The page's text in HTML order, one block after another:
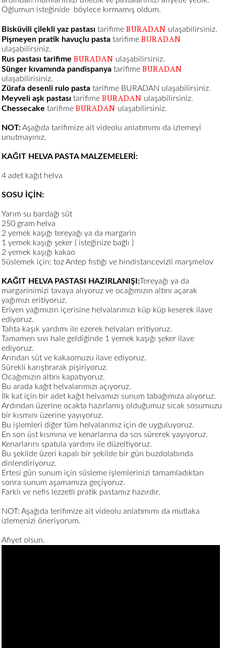
Oğlumun isteğinide böylece kırmamış oldum.
Bisküvili çilekli yaz pastası tarifime BURADAN ulaşabilirsiniz.
Pişmeyen pratik havuçlu pasta tarifime BURADAN
ulaşabilirsiniz.
Rus pastası tarifime BURADAN ulaşabilirsiniz.
Sünger kıvamında pandispanya tarifime BURADAN
ulaşabilirisiniz.
Zürafa desenli rulo pasta tarifime BURADAN ulaşabilirsiniz.
Meyveli aşk pastası tarifime BURADAN ulaşabilirsiniz.
Chessecake tarifime BURADAN ulaşabilirsiniz.
NOT:Aşağıda tarifimize ait videolu anlatımımı da izlemeyi
unutmayınız.
KAĞIT HELVA PASTA MALZEMELERİ:
4 adet kağıt helva
SOSU İÇİN:
Yarım su bardağı süt
250 gram helva
2 yemek kaşığı tereyağı ya da margarin
1 yemek kaşığı şeker ( isteğinize bağlı )
2 yemek kaşığı kakao
Süslemek için; toz Antep fıstığı ve hindistancevizli marşmelov
KAĞIT HELVA PASTASI HAZIRLANIŞI:Tereyağı ya da
margarinimizi tavaya alıyoruz ve ocağımızın altını açarak
yağımızı eritiyoruz.
Eriyen yağımızın içerisine helvalarımızı küp küp keserek ilave
ediyoruz.
Tahta kaşık yardımı ile ezerek helvaları eritiyoruz.
Tamamen sıvı hale geldiğinde 1 yemek kaşığı şeker ilave
ediyoruz.
Arından süt ve kakaomuzu ilave ediyoruz.
Sürekli karıştırarak pişiriyoruz.
Ocağımızın altını kapatıyoruz.
Bu arada kağıt helvalarımızı açıyoruz.
İlk kat için bir adet kağıt helvamızı sunum tabağımıza alıyoruz.
Ardından üzerine ocakta hazırlamış olduğumuz sıcak sosumuzu
bir kısmını üzerine yayıyoruz.
Bu işlemleri diğer tüm helvalarımız için de uyguluyoruz.
En son üst kısmına ve kenarlarına da sos sürerek yayıyoruz.
Kenarlarını spatula yardımı ile düzeltiyoruz.
Bu şekilde üzeri kapalı bir şekilde bir gün buzdolabında
dinlendiriyoruz.
Ertesi gün sunum için süsleme işlemlerinizi tamamladıktan
sonra sunum aşamamıza geçiyoruz.
Farklı ve nefis lezzetli pratik pastamız hazırdır.
NOT: Aşağıda terifimize ait videolu anlatımımı da mutlaka
izlemenizi öneriyorum.
Afiyet olsun.